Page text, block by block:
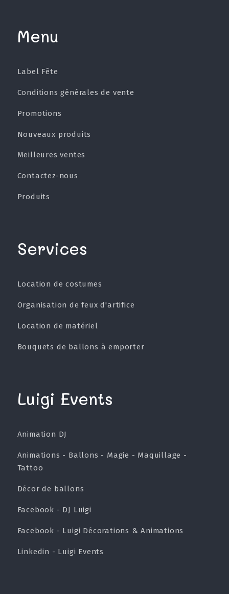
Menu
Label Fête
Conditions générales de vente
Promotions
Nouveaux produits
Meilleures ventes
Contactez-nous
Produits
Services
Location de costumes
Organisation de feux d'artifice
Location de matériel
Bouquets de ballons à emporter
Luigi Events
Animation DJ
Animations - Ballons - Magie - Maquillage -
Tattoo
Décor de ballons
Facebook - DJ Luigi
Facebook - Luigi Décorations & Animations
Linkedin - Luigi Events